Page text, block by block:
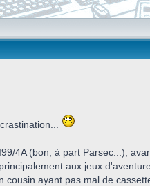
4A (bon, à part Parsec...),
aux jeux
ayant pas mal de